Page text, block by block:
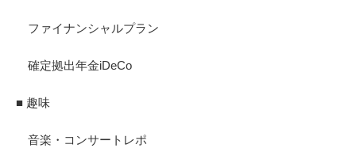
ファイナンシャルプラン
確定拠出年金iDeCo
■ 趣味
音楽・コンサートレポ